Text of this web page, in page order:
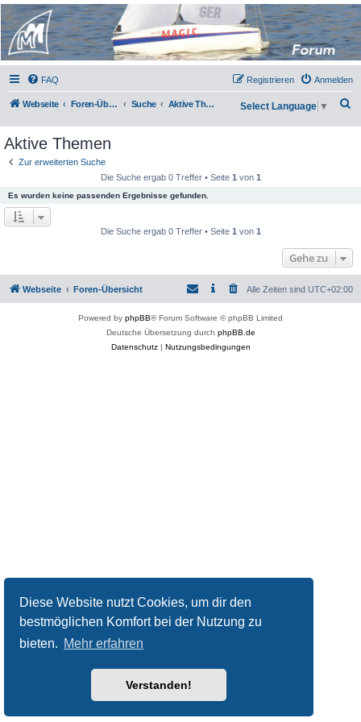
Diese Website nutzt Cookies, um dir den
bestmöglichen Komfort bei der Nutzung zu
bieten. Mehr erfahren
Verstanden!
Micro Magic Forum
Deutschland
FAQ Anmelden
Registrieren
Webseite Foren-Übersicht Suche Aktive Themen Select Language ▼
Aktive Themen
Zur erweiterten Suche
Die Suche ergab 0 Treffer • Seite 1 von 1
Es wurden keine passenden Ergebnisse gefunden.
Die Suche ergab 0 Treffer • Seite 1 von 1
Gehe zu
Webseite Foren-Übersicht Alle Zeiten sind UTC+02:00
Powered by phpBB® Forum Software © phpBB Limited
Deutsche Übersetzung durch phpBB.de
Datenschutz| Nutzungsbedingungen